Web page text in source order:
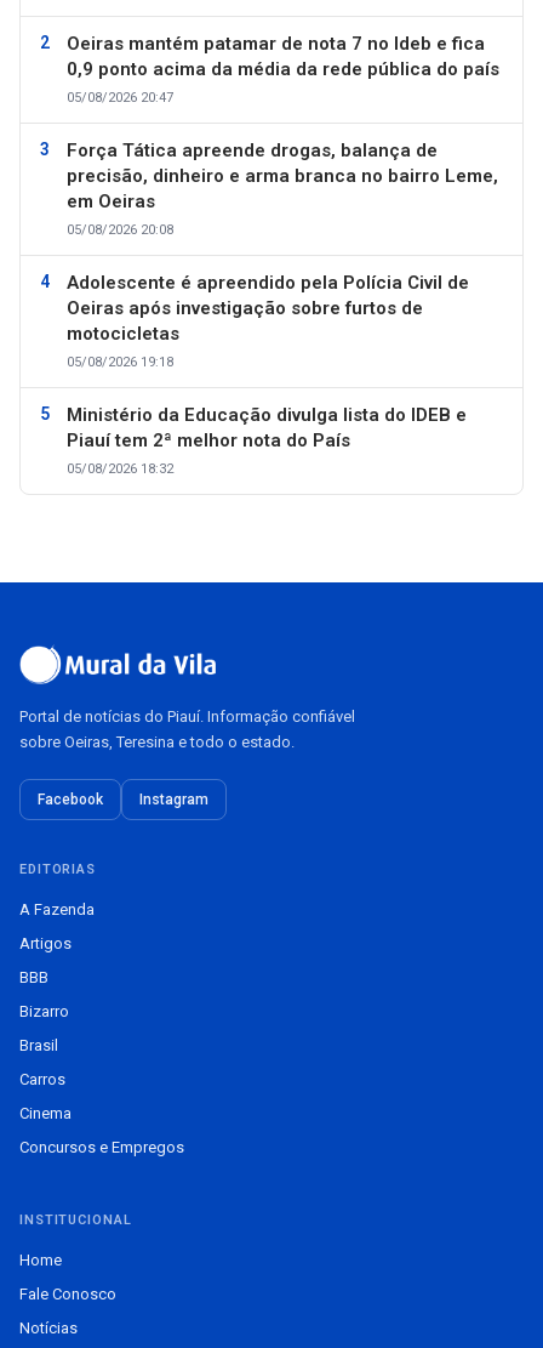
Oeiras mantém patamar de nota 7 no Ideb e fica
0,9 ponto acima da média da rede pública do país
05/08/2026 20:47
Força Tática apreende drogas, balança de
precisão, dinheiro e arma branca no bairro Leme,
em Oeiras
05/08/2026 20:08
Adolescente é apreendido pela Polícia Civil de
Oeiras após investigação sobre furtos de
motocicletas
05/08/2026 19:18
Ministério da Educação divulga lista do IDEB e
Piauí tem 2ª melhor nota do País
05/08/2026 18:32
Portal de notícias do Piauí. Informação confiável
sobre Oeiras, Teresina e todo o estado.
Facebook Instagram
EDITORIAS
A Fazenda
Artigos
BBB
Bizarro
Brasil
Carros
Cinema
Concursos e Empregos
INSTITUCIONAL
Home
Fale Conosco
Notícias